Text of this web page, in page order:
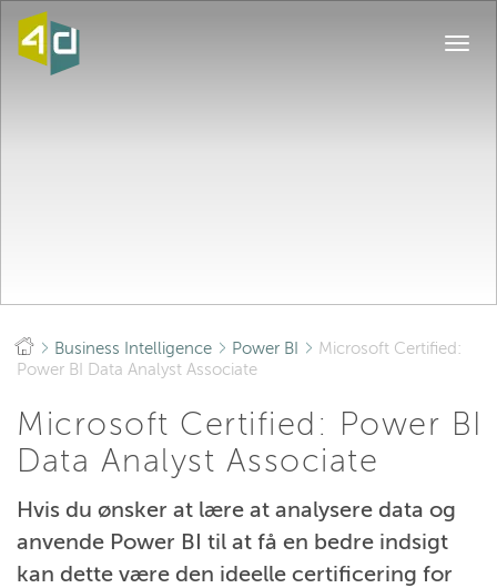
Business Intelligence Power BI
Microsoft Certified:
Power BI Data Analyst Associate
Microsoft Certified: Power BI
Data Analyst Associate
Hvis du ønsker at lære at analysere data og
anvende Power BI til at få en bedre indsigt
kan dette være den ideelle certificering for